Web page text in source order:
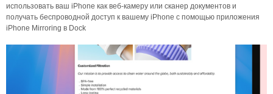
использовать ваш iPhone как веб-камеру или сканер документов и
получать беспроводной доступ к вашему iPhone с помощью приложения
iPhone Mirroring в Dock